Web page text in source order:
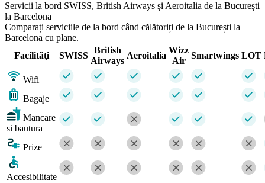
Servicii la bord SWISS, British Airways și Aeroitalia de la București
la Barcelona
Comparați serviciile de la bord când călătoriți de la București la
Barcelona cu plane.
Facilităţi
SWISS
British
Airways
Aeroitalia
Wizz
Air
Smartwings LOT
Wifi
Bagaje
Mancare
si bautura
Prize
Accesibilitate